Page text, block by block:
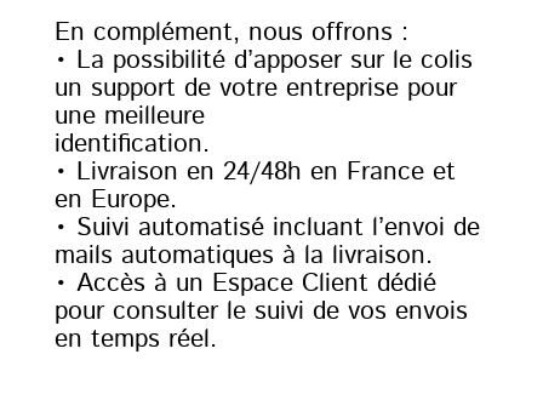
En complément, nous offrons :
• La possibilité d’apposer sur le colis
un support de votre entreprise pour
une meilleure
identification.
• Livraison en 24/48h en France et
en Europe.
• Suivi automatisé incluant l’envoi de
mails automatiques à la livraison.
• Accès à un Espace Client dédié
pour consulter le suivi de vos envois
en temps réel.